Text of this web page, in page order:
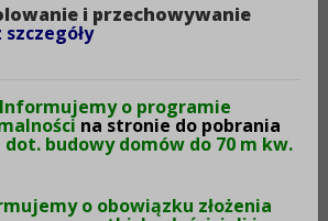
i Budownictwa (AB)
zmiany sposobu
lub jego części
i Budownictwa (AB)
i przechowywanie
szczegóły
Informujemy o programie
na stronie do pobrania
budowy domów do 70 m kw.
o obowiązku złożenia